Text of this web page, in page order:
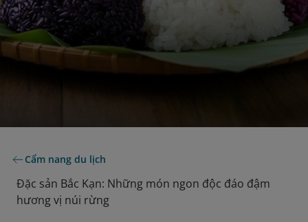
Cẩm nang du lịch
Đặc sản Bắc Kạn: Những món ngon độc đáo đậm
hương vị núi rừng